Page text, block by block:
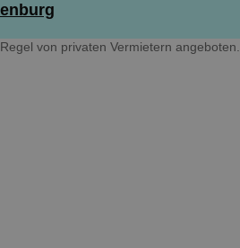
von privaten Vermietern angeboten.